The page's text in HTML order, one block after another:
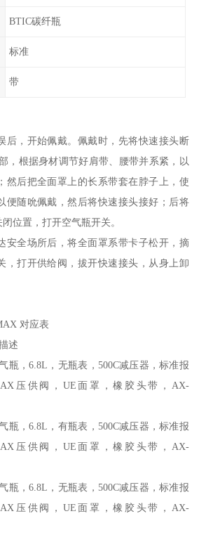
BTIC碳纤瓶
标准
带
后，开始佩戴。佩戴时，先将快速接头断
，根据身材调节好肩带、腰带并系紧，以
然后把全面罩上的长系带套在脖子上，使
便随吮佩戴，然后将快速接头接好；后将
位置，打开空气瓶开关。
安全场所后，将全面罩系带卡子松开，摘
，打开供给阀，拔开快速接头，从身上卸
对应表
述
6.8L，无瓶表，500C减压器，标准报
压供阀，UE面罩，橡胶头带，AX-
6.8L，有瓶表，500C减压器，标准报
压供阀，UE面罩，橡胶头带，AX-
6.8L，无瓶表，500C减压器，标准报
压供阀，UE面罩，橡胶头带，AX-